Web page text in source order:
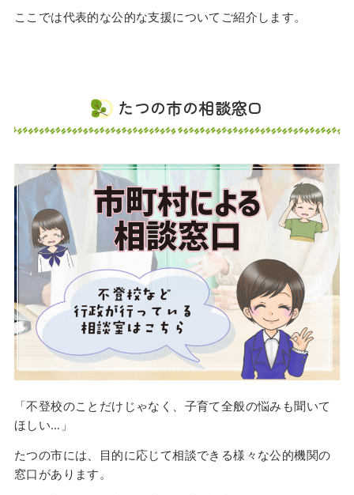
ここでは代表的な公的な支援についてご紹介します。
たつの市の相談窓口
「不登校のことだけじゃなく、子育て全般の悩みも聞いて
ほしい…」
たつの市には、目的に応じて相談できる様々な公的機関の
窓口があります。